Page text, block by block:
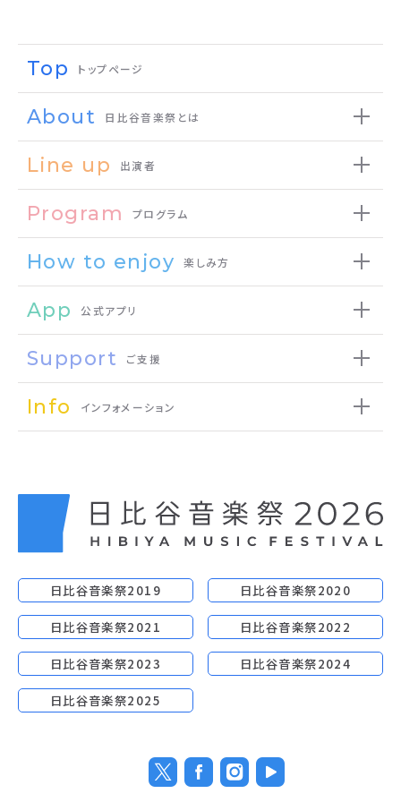
Top トップページ
About 日比谷音楽祭とは
Line up 出演者
Program プログラム
How to enjoy 楽しみ方
App 公式アプリ
Support ご支援
Info インフォメーション
日比谷音楽祭2019 日比谷音楽祭2020
日比谷音楽祭2021 日比谷音楽祭2022
日比谷音楽祭2023 日比谷音楽祭2024
日比谷音楽祭2025